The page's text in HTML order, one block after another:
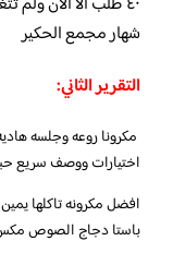
شهار مجمع الحكير
التقرير الثاني:
مكرونا روعه وجلسه
اختيارات ووصف سريع
افضل مكرونه تاكلها
باستا دجاج الصوص